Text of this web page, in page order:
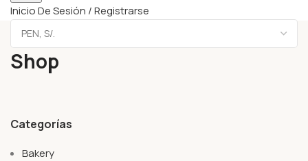
Inicio De Sesión / Registrarse
Shop
Categorías
Bakery